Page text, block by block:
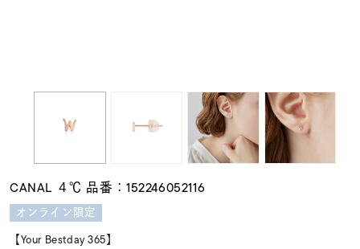
石の色
CANAL ４℃ 品番：152246052116
オンライン限定
【Your Bestday 365】